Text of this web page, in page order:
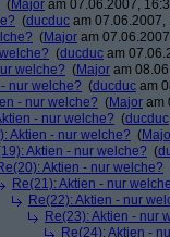
(Major am 07.06.2007,
(ducduc am 07.06.2007,
(Major am
(ducduc am
welche? (Major am
nur welche? (ducduc am
- nur welche? (Major am
- nur welche? (ducduc
Aktien - nur welche? (
Aktien - nur welche? (
Aktien - nur welche?
Re(21): Aktien - nur
Re(22): Aktien - nur
Re(23): Aktien - nur
Re(24): Aktien -